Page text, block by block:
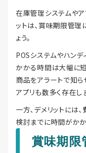
在庫管理システムや
ットは、賞味期限管
ょう。
POSシステムやハン
かかる時間は大幅に
商品をアラートで知
アプリも数多く存在し
一方、デメリットには
検討までに時間がか
賞味期限